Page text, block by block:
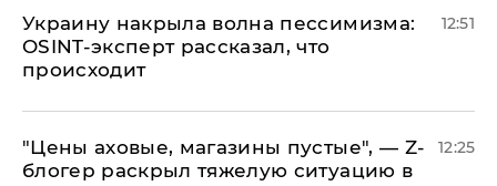
​Украину накрыла волна пессимизма:
OSINT-эксперт рассказал, что
происходит
12:51
​"Цены аховые, магазины пустые", — Z-
блогер раскрыл тяжелую ситуацию в
12:25